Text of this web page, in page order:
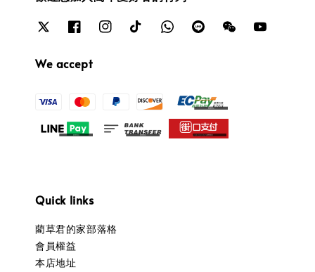
We accept
Quick links
藺草君的家部落格
會員權益
本店地址